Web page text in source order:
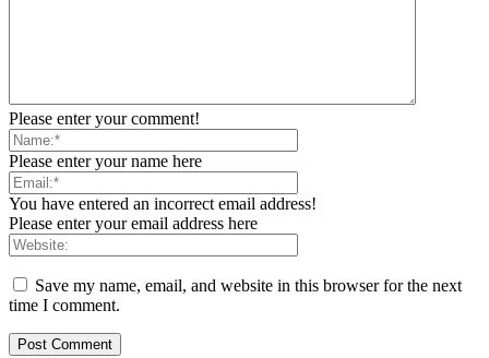
Please enter your comment!
Please enter your name here
You have entered an incorrect email address!
Please enter your email address here
Save my name, email, and website in this browser for the next
time I comment.